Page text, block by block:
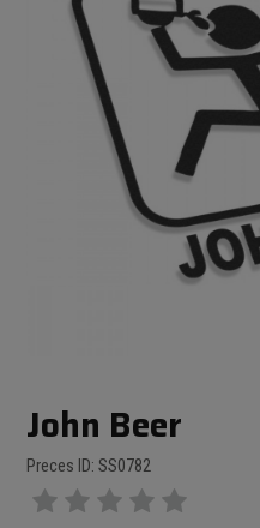
John Beer
Preces ID: SS0782